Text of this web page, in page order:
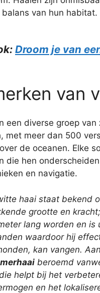
van hun habitat.
Droom je van
van
een diverse groep van
met meer dan 500
de oceanen. Elke
die hen
en navigatie.
haai staat bekend
grootte en
lang worden en is
waardoor hij
kan vangen.
beroemd
helpt bij het
en het